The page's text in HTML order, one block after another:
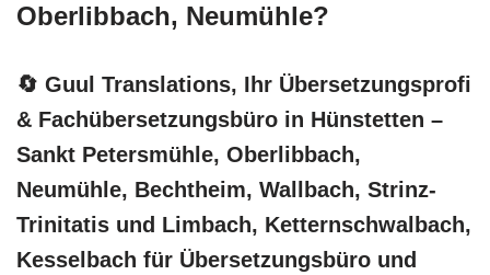
Oberlibbach, Neumühle?
🔄 Guul Translations, Ihr Übersetzungsprofi
& Fachübersetzungsbüro in Hünstetten –
Sankt Petersmühle, Oberlibbach,
Neumühle, Bechtheim, Wallbach, Strinz-
Trinitatis und Limbach, Ketternschwalbach,
Kesselbach für Übersetzungsbüro und